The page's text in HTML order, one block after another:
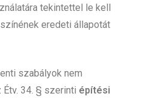
tekintettel le kell
eredeti állapotát
szabályok nem
Étv. 34. § szerinti építési